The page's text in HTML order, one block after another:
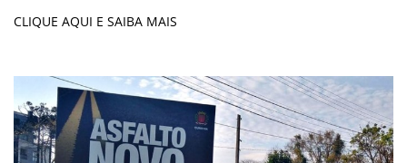
CLIQUE AQUI E SAIBA MAIS